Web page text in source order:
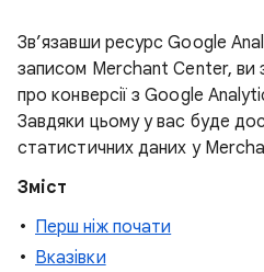
Зв’язавши ресурс Google
записом Merchant Center, ви
про конверсії з Google
Завдяки цьому у вас буде
статистичних даних у
Зміст
Перш ніж почати
Вказівки